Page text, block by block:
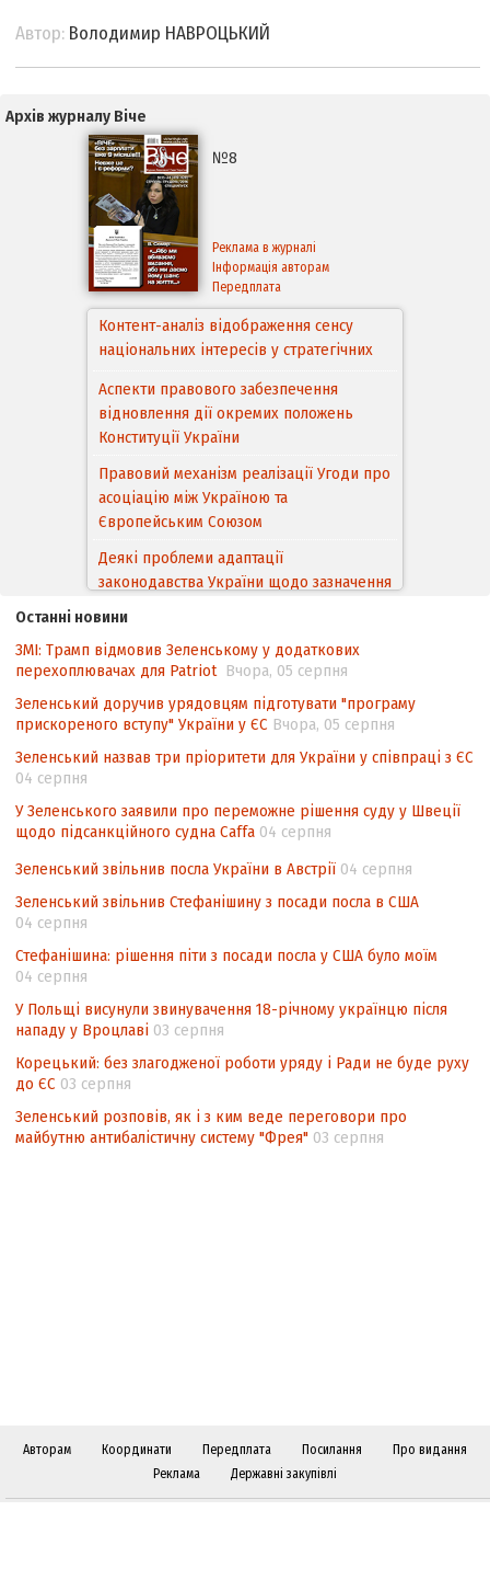
Автор: Володимир НАВРОЦЬКИЙ
Архів журналу Віче
№8
Реклама в журналі
Інформація авторам
Передплата
Аспекти правового забезпечення
відновлення дії окремих положень
Правовий механізм реалізації Угоди про
асоціацію між Україною та
Деякі проблеми адаптації
законодавства України щодо зазначення
Угоди про торговельні аспекти прав
інтелектуальної власності (TRIPS) у
контексті євроінтеграції
Аналіз виборчого законодавства щодо
невизначеності механізму повторного
підрахунку голосів виборців
Інформаційна безпека суспільства
Контент-аналіз відображення сенсу
нормативно-правових документах
Останні новини
ЗМІ: Трамп відмовив Зеленському у додаткових
перехоплювачах для Patriot Вчора, 05 серпня
Зеленський доручив урядовцям підготувати "програму
прискореного вступу" України у ЄС Вчора, 05 серпня
Зеленський назвав три пріоритети для України у співпраці з ЄС
04 серпня
У Зеленського заявили про переможне рішення суду у Швеції
щодо підсанкційного судна Caffa 04 серпня
Зеленський звільнив посла України в Австрії 04 серпня
Зеленський звільнив Стефанішину з посади посла в США
04 серпня
Стефанішина: рішення піти з посади посла у США було моїм
04 серпня
У Польщі висунули звинувачення 18-річному українцю після
нападу у Вроцлаві 03 серпня
Корецький: без злагодженої роботи уряду і Ради не буде руху
до ЄС 03 серпня
Зеленський розповів, як і з ким веде переговори про
майбутню антибалістичну систему "Фрея" 03 серпня
Авторам Координати Передплата Посилання
Про видання
Реклама
Державні закупівлі